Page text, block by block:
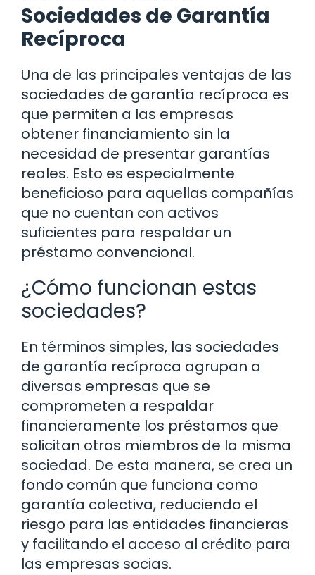
Sociedades de Garantía
Recíproca
Una de las principales ventajas de las
sociedades de garantía recíproca es
que permiten a las empresas
obtener financiamiento sin la
necesidad de presentar garantías
reales. Esto es especialmente
beneficioso para aquellas compañías
que no cuentan con activos
suficientes para respaldar un
préstamo convencional.
¿Cómo funcionan estas
sociedades?
En términos simples, las sociedades
de garantía recíproca agrupan a
diversas empresas que se
comprometen a respaldar
financieramente los préstamos que
solicitan otros miembros de la misma
sociedad. De esta manera, se crea un
fondo común que funciona como
garantía colectiva, reduciendo el
riesgo para las entidades financieras
y facilitando el acceso al crédito para
las empresas socias.